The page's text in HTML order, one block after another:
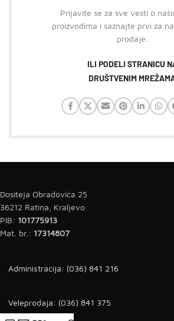
Prijavite se za sve vesti o
proizvodima i saznajte prvi za
prodaje.
ILI PODELI STRANICU
DRUŠTVENIM
Dositeja Obradovića 25
36212 Ratina, Kraljevo
PIB: 101775913
Mat. br.: 17314807
Administracija: (036) 841 216
Veleprodaja: (036) 841 375